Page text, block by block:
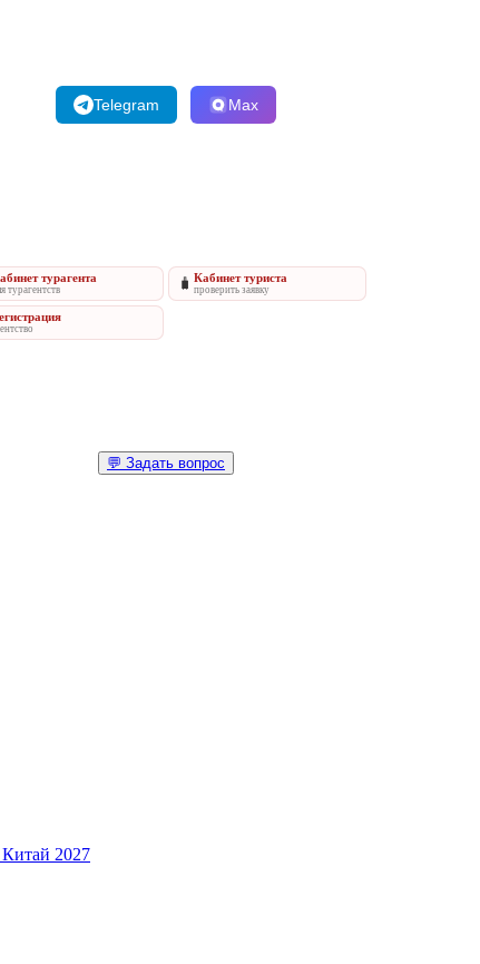
Telegram Max
турагента
турагентств 🧳 Кабинет туриста
проверить заявку
💬 Задать вопрос
2027